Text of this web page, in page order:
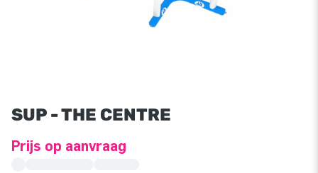
SUP - THE CENTRE
Prijs op aanvraag